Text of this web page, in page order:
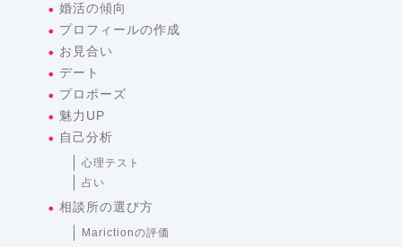
婚活の傾向
プロフィールの作成
お見合い
デート
プロポーズ
魅力UP
自己分析
心理テスト
占い
相談所の選び方
Marictionの評価